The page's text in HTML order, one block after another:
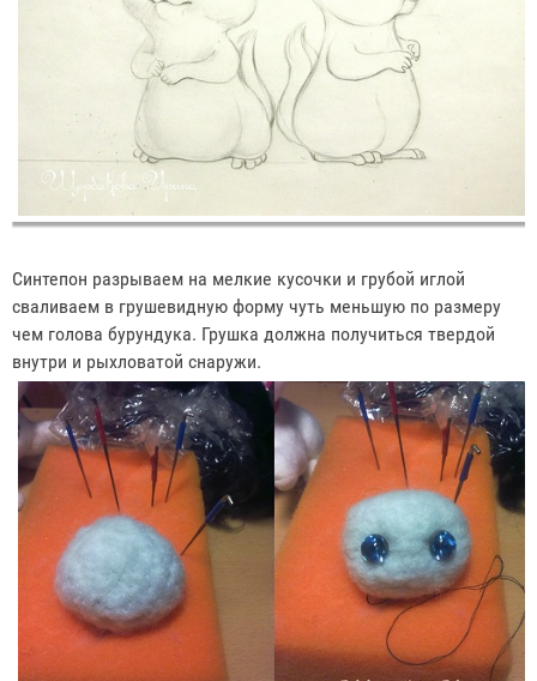
Синтепон разрываем на мелкие кусочки и грубой иглой
сваливаем в грушевидную форму чуть меньшую по размеру
чем голова бурундука. Грушка должна получиться твердой
внутри и рыхловатой снаружи.